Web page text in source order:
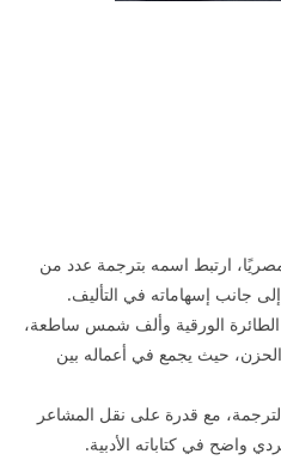
مصريًا، ارتبط اسمه بترجمة عدد من
إلى جانب إسهاماته في التأليف.
الطائرة الورقية وألف شمس ساطعة،
الحزن، حيث يجمع في أعماله بين
مع قدرة على نقل المشاعر
واضح في كتاباته الأدبية.